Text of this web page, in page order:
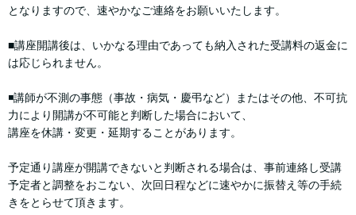
となりますので、速やかなご連絡をお願いいたします。
■講座開講後は、いかなる理由であっても納入された受講料の返金に
は応じられません。
◾️講師が不測の事態（事故・病気・慶弔など）またはその他、不可抗
力により開講が不可能と判断した場合において、
講座を休講・変更・延期することがあります。
予定通り講座が開講できないと判断される場合は、事前連絡し受講
予定者と調整をおこない、次回日程などに速やかに振替え等の手続
きをとらせて頂きます。